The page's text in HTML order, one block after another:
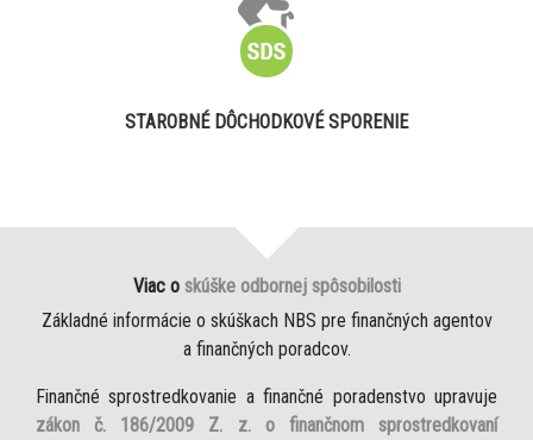
STAROBNÉ DÔCHODKOVÉ SPORENIE
Viac o skúške odbornej spôsobilosti
Základné informácie o skúškach NBS pre finančných agentov
a finančných poradcov.
Finančné sprostredkovanie a finančné poradenstvo upravuje
zákon č. 186/2009 Z. z. o finančnom sprostredkovaní